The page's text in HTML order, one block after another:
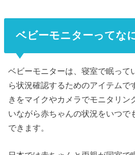
ベビーモニターってな
ベビーモニターは、寝室で眠って
ら状況確認するためのアイテムで
きをマイクやカメラでモニタリン
いながら赤ちゃんの状況をいつで
できます。